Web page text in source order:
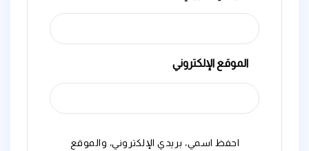
الموقع الإلكتروني
احفظ اسمي، بريدي الإلكتروني، والموقع